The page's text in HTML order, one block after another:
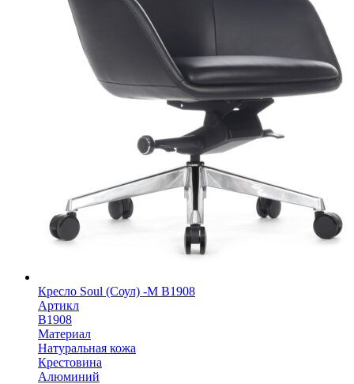
Кресло Soul (Соул) -M B1908
Артикл
B1908
Материал
Натуральная кожа
Крестовина
Алюминий